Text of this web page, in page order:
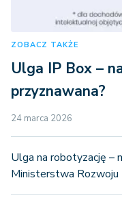
ZOBACZ TAKŻE
Ulga IP Box –
przyznawana?
24 marca 2026
Ulga na robotyzację –
Ministerstwa Rozwoju